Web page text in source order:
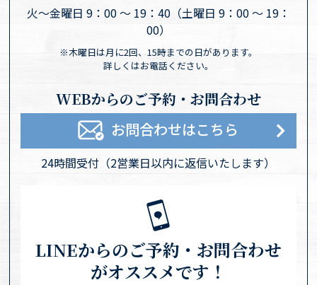
火〜金曜日 9：00 〜 19：40（土曜日 9：00 〜 19：
00）
※木曜日は月に2回、15時までの日があります。
詳しくはお電話ください。
WEBからのご予約・お問合わせ
お問合わせはこちら
24時間受付 （2営業日以内に返信いたします）
LINEからのご予約・お問合わせ
がオススメです！